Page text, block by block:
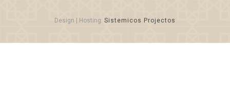
Design | Hosting: Sistemicos Projectos